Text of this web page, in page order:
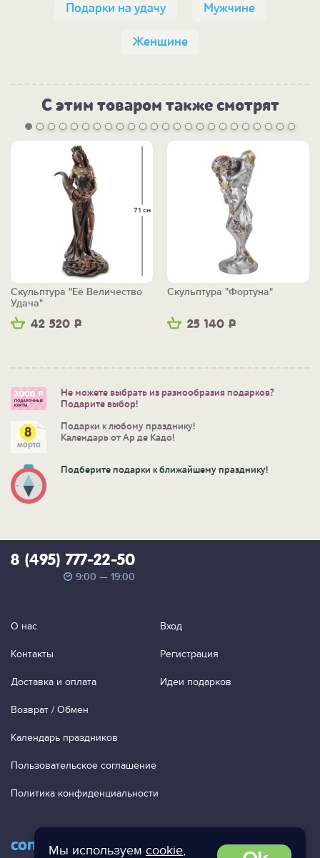
Мы используем cookie,
Подарки на удачу Мужчине
Женщине
С этим товаром также смотрят
42 520 Р
Скульптура "Её Величество
Удача"
25 140 Р
Скульптура "Фортуна"
Не можете выбрать из разнообразия подарков?
Подарите выбор!
Подарки к любому празднику!
Календарь от Ар де Кадо!
Подберите подарки к ближайшему празднику!
contact@ac-studio.ru
8 (495) 777-22-50
9:00 — 19:00
О нас
Контакты
Доставка и оплата
Возврат / Обмен
Календарь праздников
Пользовательское соглашение
Политика конфиденциальности
Вход
Регистрация
Идеи подарков